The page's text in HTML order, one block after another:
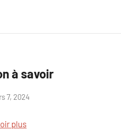
à savoir
7, 2024
plus